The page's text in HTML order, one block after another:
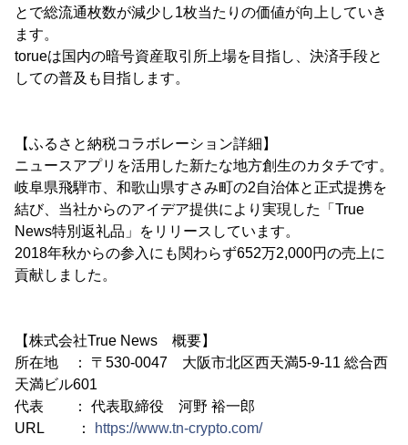
とで総流通枚数が減少し1枚当たりの価値が向上していき
ます。
torueは国内の暗号資産取引所上場を目指し、決済手段と
しての普及も目指します。
【ふるさと納税コラボレーション詳細】
ニュースアプリを活用した新たな地方創生のカタチです。
岐阜県飛騨市、和歌山県すさみ町の2自治体と正式提携を
結び、当社からのアイデア提供により実現した「True
News特別返礼品」をリリースしています。
2018年秋からの参入にも関わらず652万2,000円の売上に
貢献しました。
【株式会社True News 概要】
所在地 ： 〒530-0047 大阪市北区西天満5-9-11 総合西
天満ビル601
代表 ： 代表取締役 河野 裕一郎
URL ：
https://www.tn-crypto.com/